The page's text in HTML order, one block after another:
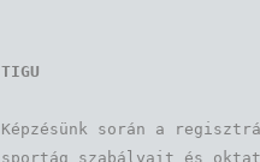
TIGU
Képzésünk során a
sportág szabályait és